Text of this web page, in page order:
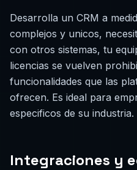
Desarrolla un CRM a
complejos y unicos,
con otros sistemas, tu
licencias se vuelven
funcionalidades que las
ofrecen. Es ideal para
especificos de su industria.
Integraciones y